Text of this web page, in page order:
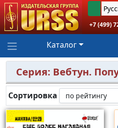
+7 (499)
Каталог
Серия: Вебтун.
Сортировка